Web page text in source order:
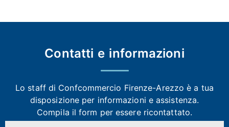
Contatti e informazioni
Lo staff di Confcommercio Firenze-Arezzoè a tua
disposizione per informazioni e assistenza.
Compila il form per essere ricontattato.